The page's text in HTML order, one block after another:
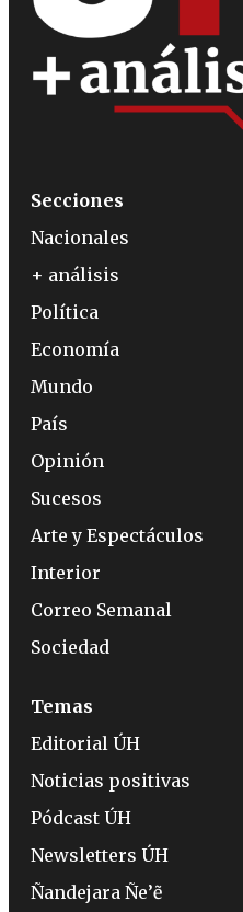
Secciones
Nacionales
+ análisis
Política
Economía
Mundo
País
Opinión
Sucesos
Arte y Espectáculos
Interior
Correo Semanal
Sociedad
Temas
Editorial ÚH
Noticias positivas
Pódcast ÚH
Newsletters ÚH
Ñandejara Ñe’ẽ